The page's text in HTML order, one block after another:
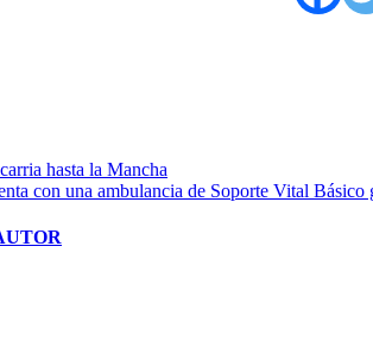
hasta la Mancha
con una ambulancia de Soporte Vital